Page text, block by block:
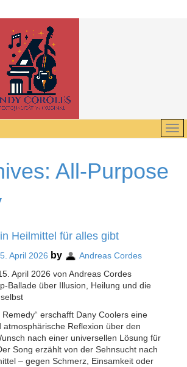
All-Purpose
Heilmittel für alles gibt
April 2026 by
Andreas Cordes
April 2026 von Andreas Cordes
Ballade über Illusion, Heilung und die
Remedy“ erschafft Dany Coolers eine
atmosphärische Reflexion über den
nach einer universellen Lösung für
Song erzählt von der Sehnsucht nach
– gegen Schmerz, Einsamkeit oder